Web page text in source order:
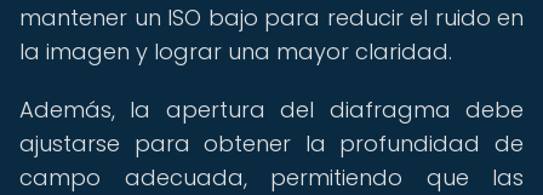
mantener un ISO bajo para reducir el ruido en
la imagen y lograr una mayor claridad.
Además, la apertura del diafragma debe
ajustarse para obtener la profundidad de
campo adecuada, permitiendo que las